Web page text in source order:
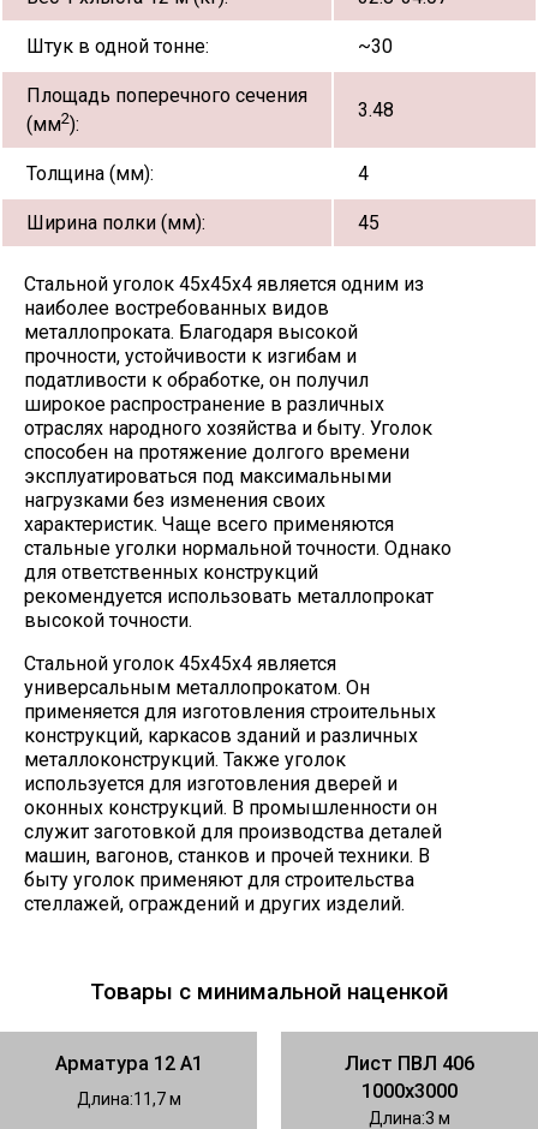
Штук в одной тонне: ~30
Площадь поперечного сечения
(мм2):
3.48
Толщина (мм): 4
Ширина полки (мм): 45
Стальной уголок 45х45х4 является одним из
наиболее востребованных видов
металлопроката. Благодаря высокой
прочности, устойчивости к изгибам и
податливости к обработке, он получил
широкое распространение в различных
отраслях народного хозяйства и быту. Уголок
способен на протяжение долгого времени
эксплуатироваться под максимальными
нагрузками без изменения своих
характеристик. Чаще всего применяются
стальные уголки нормальной точности. Однако
для ответственных конструкций
рекомендуется использовать металлопрокат
высокой точности.
Стальной уголок 45х45х4 является
универсальным металлопрокатом. Он
применяется для изготовления строительных
конструкций, каркасов зданий и различных
металлоконструкций. Также уголок
используется для изготовления дверей и
оконных конструкций. В промышленности он
служит заготовкой для производства деталей
машин, вагонов, станков и прочей техники. В
быту уголок применяют для строительства
стеллажей, ограждений и других изделий.
Товары с минимальной наценкой
Арматура 12 А1
Длина 11,7
Лист ПВЛ 406
1000х3000
Длина 3